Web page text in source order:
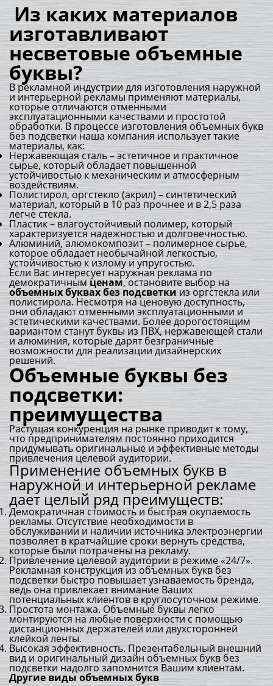
Из каких материалов
изготавливают
несветовые объемные
буквы?
В рекламной индустрии для изготовления наружной
и интерьерной рекламы применяют материалы,
которые отличаются отменными
эксплуатационными качествами и простотой
обработки. В процессе изготовления объемных букв
без подсветки наша компания использует такие
материалы, как:
Нержавеющая сталь – эстетичное и практичное
сырье, который обладает повышенной
устойчивостью к механическим и атмосферным
воздействиям.
Полистирол, оргстекло (акрил) – синтетический
материал, который в 10 раз прочнее и в 2,5 раза
легче стекла.
Пластик – влагоустойчивый полимер, который
характеризуется надежностью и долговечностью.
Алюминий, алюмокомпозит – полимерное сырье,
которое обладает необычайной легкостью,
устойчивостью к излому и упругостью.
Если Вас интересует наружная реклама по
демократичнымценам, остановите выбор на
объемных буквах без подсветкииз оргстекла или
полистирола. Несмотря на ценовую доступность,
они обладают отменными эксплуатационными и
эстетическими качествами. Более дорогостоящим
вариантом станут буквы из ПВХ, нержавеющей стали
и алюминия, которые дарят безграничные
возможности для реализации дизайнерских
решений.
Объемные буквы без
подсветки:
преимущества
Растущая конкуренция на рынке приводит к тому,
что предпринимателям постоянно приходится
придумывать оригинальные и эффективные методы
привлечения целевой аудитории.
Применение объемных букв в
наружной и интерьерной рекламе
дает целый ряд преимуществ:
Демократичная стоимость и быстрая окупаемость
рекламы. Отсутствие необходимости в
обслуживании и наличии источника электроэнергии
позволяет в кратчайшие сроки вернуть средства,
которые были потрачены на рекламу.
Привлечение целевой аудитории в режиме «24/7».
Рекламная конструкция из объемных букв без
подсветки быстро повышает узнаваемость бренда,
ведь она привлекает внимание Ваших
потенциальных клиентов в круглосуточном режиме.
Простота монтажа. Объемные буквы легко
монтируются на любые поверхности с помощью
дистанционных держателей или двухсторонней
клейкой ленты.
Высокая эффективность. Презентабельный внешний
вид и оригинальный дизайн объемных букв без
подсветки надолго запомнится Вашим клиентам.
Другие виды объемных букв